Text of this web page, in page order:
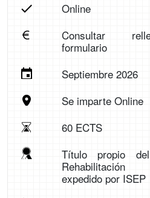
Online
Consultar
formulario
Septiembre 2026
Se imparte Online
60 ECTS
Título propio
expedido por ISEP